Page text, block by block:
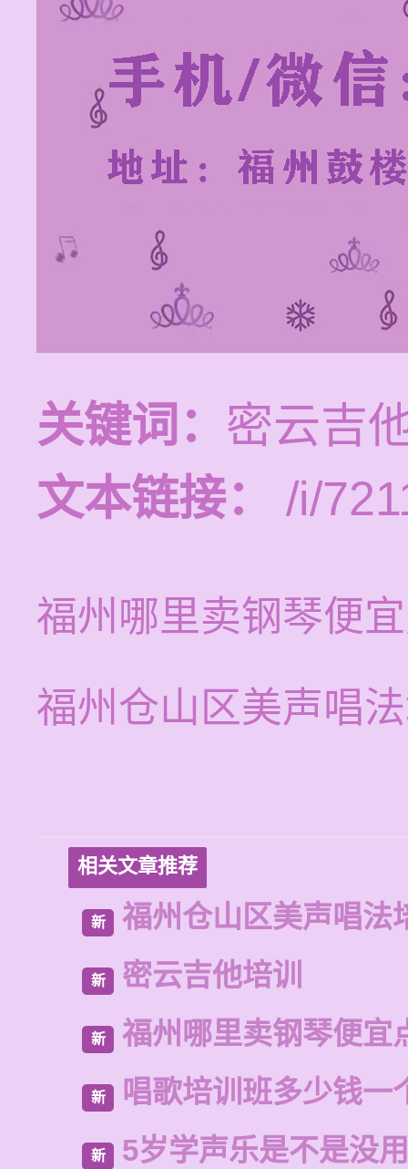
关键词： 密云吉
文本链接：
/i/
福州哪里卖钢琴便
福州仓山区美声唱
相关文章推荐
新 福州仓山区美声唱法
新 密云吉他培训
新 福州哪里卖钢琴便宜
新 唱歌培训班多少钱一
新 5岁学声乐是不是没用